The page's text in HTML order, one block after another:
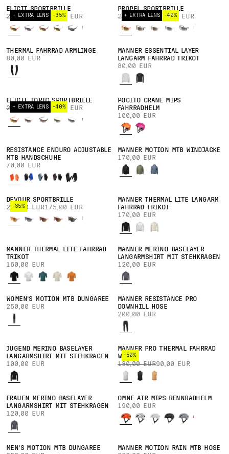
+ EXTRA LENS -35%
ELICIT SPORTBRILLE
260,00 EUR169,00 EUR + EXTRA LENS -40%
PROPEL SPORTBRILLE
270,00 EUR162,00 EUR
THERMAL FAHRRAD ARMLINGE
80,00 EUR
MÄNNER ESSENTIAL LAYER
LANGARM FAHRRAD TRIKOT
80,00 EUR
+ EXTRA LENS -40%
ELICIT TORIC SPORTBRILLE
270,00 EUR162,00 EUR
POCITO CRANE MIPS
FAHRRADHELM
100,00 EUR
RESISTANCE ENDURO ADJUSTABLE
MTB HANDSCHUHE
70,00 EUR
MÄNNER MOTION MTB WINDJACKE
170,00 EUR
-35%
DEVOUR SPORTBRILLE
270,00 EUR175,00 EUR
MÄNNER THERMAL LITE LANGARM
FAHRRAD TRIKOT
170,00 EUR
MÄNNER THERMAL LITE FAHRRAD
TRIKOT
160,00 EUR
MÄNNER MERINO BASELAYER
LANGARMSHIRT MIT STEHKRAGEN
120,00 EUR
WOMEN'S MOTION MTB DUNGAREE
250,00 EUR
MÄNNER RESISTANCE PRO
DOWNHILL HOSE
200,00 EUR
JUGEND MERINO BASELAYER
LANGARMSHIRT MIT STEHKRAGEN
100,00 EUR
-50%
MÄNNER PRO THERMAL FAHRRAD
WESTE
180,00 EUR90,00 EUR
FRAUEN MERINO BASELAYER
LANGARMSHIRT MIT STEHKRAGEN
120,00 EUR
OMNE AIR MIPS RENNRADHELM
190,00 EUR
MEN'S MOTION MTB DUNGAREE
MÄNNER MOTION RAIN MTB HOSE